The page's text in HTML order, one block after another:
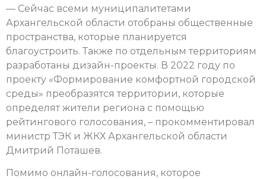
— Сейчас всеми муниципалитетами
Архангельской области отобраны общественные
пространства, которые планируется
благоустроить. Также по отдельным территориям
разработаны дизайн-проекты. В 2022 году по
проекту «Формирование комфортной городской
среды» преобразятся территории, которые
определят жители региона с помощью
рейтингового голосования, – прокомментировал
министр ТЭК и ЖКХ Архангельской области
Дмитрий Поташев.
Помимо онлайн-голосования, которое